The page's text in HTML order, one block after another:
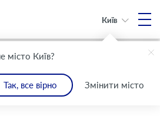
місто Київ?
Так, все вірно Змінити місто
Київ
роботи на перемогу
місяців роботи на